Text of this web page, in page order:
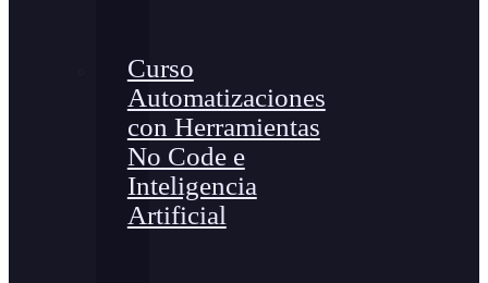
Curso
Automatizaciones
con Herramientas
No Code e
Inteligencia
Artificial